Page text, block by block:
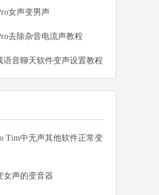
女声变男声
去除杂音电流声教程
语音聊天软件变声设置教程
Tim中无声其他软件正常变
女声的变音器